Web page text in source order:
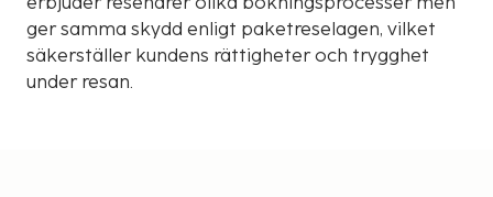
ger samma skydd enligt paketreselagen, vilket
säkerställer kundens rättigheter och trygghet
under resan.